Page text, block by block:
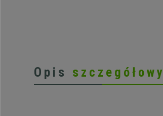
Opis szczegółowy